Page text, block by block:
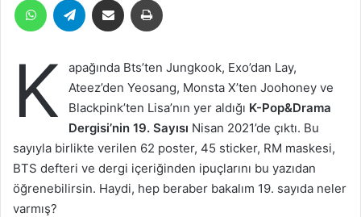
K
apağında Bts’ten Jungkook, Exo’dan Lay,
Ateez’den Yeosang, Monsta X’ten Joohoney ve
Blackpink’ten Lisa’nın yer aldığı K-Pop&Drama
Dergisi’nin 19. Sayısı Nisan 2021’de çıktı. Bu
sayıyla birlikte verilen 62 poster, 45 sticker, RM maskesi,
BTS defteri ve dergi içeriğinden ipuçlarını bu yazıdan
öğrenebilirsin. Haydi, hep beraber bakalım 19. sayıda neler
varmış?